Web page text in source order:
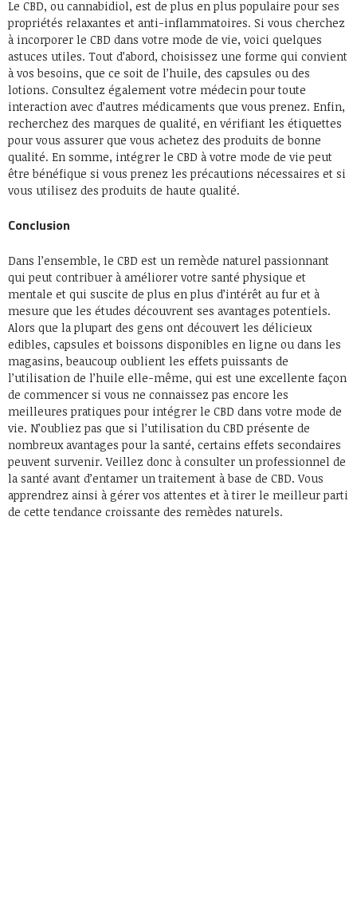
Le CBD, ou cannabidiol, est de plus en plus populaire pour ses
propriétés relaxantes et anti-inflammatoires. Si vous cherchez
à incorporer le CBD dans votre mode de vie, voici quelques
astuces utiles. Tout d’abord, choisissez une forme qui convient
à vos besoins, que ce soit de l’huile, des capsules ou des
lotions. Consultez également votre médecin pour toute
interaction avec d’autres médicaments que vous prenez. Enfin,
recherchez des marques de qualité, en vérifiant les étiquettes
pour vous assurer que vous achetez des produits de bonne
qualité. En somme, intégrer le CBD à votre mode de vie peut
être bénéfique si vous prenez les précautions nécessaires et si
vous utilisez des produits de haute qualité.
Conclusion
Dans l’ensemble, le CBD est un remède naturel passionnant
qui peut contribuer à améliorer votre santé physique et
mentale et qui suscite de plus en plus d’intérêt au fur et à
mesure que les études découvrent ses avantages potentiels.
Alors que la plupart des gens ont découvert les délicieux
edibles, capsules et boissons disponibles en ligne ou dans les
magasins, beaucoup oublient les effets puissants de
l’utilisation de l’huile elle-même, qui est une excellente façon
de commencer si vous ne connaissez pas encore les
meilleures pratiques pour intégrer le CBD dans votre mode de
vie. N’oubliez pas que si l’utilisation du CBD présente de
nombreux avantages pour la santé, certains effets secondaires
peuvent survenir. Veillez donc à consulter un professionnel de
la santé avant d’entamer un traitement à base de CBD. Vous
apprendrez ainsi à gérer vos attentes et à tirer le meilleur parti
de cette tendance croissante des remèdes naturels.